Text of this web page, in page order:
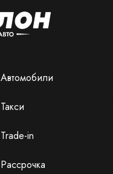
Автомобили
Такси
Trade-in
Рассрочка